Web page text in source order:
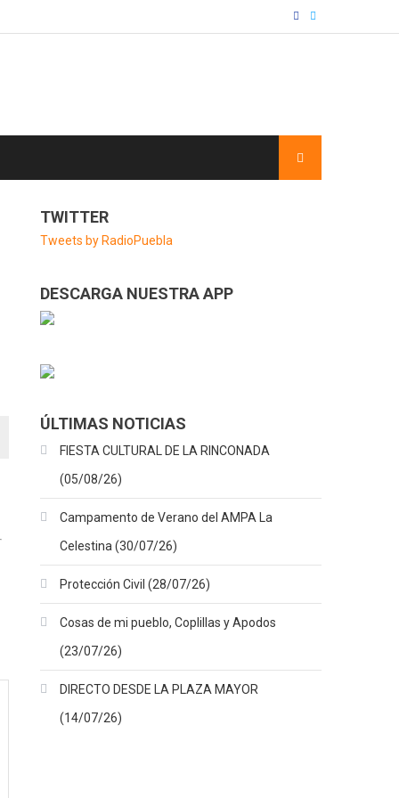
TWITTER
Tweets by RadioPuebla
DESCARGA NUESTRA APP
ÚLTIMAS NOTICIAS
FIESTA CULTURAL DE LA RINCONADA
(05/08/26)
Campamento de Verano del AMPA La
Celestina (30/07/26)
Protección Civil (28/07/26)
Cosas de mi pueblo, Coplillas y Apodos
(23/07/26)
DIRECTO DESDE LA PLAZA MAYOR
(14/07/26)